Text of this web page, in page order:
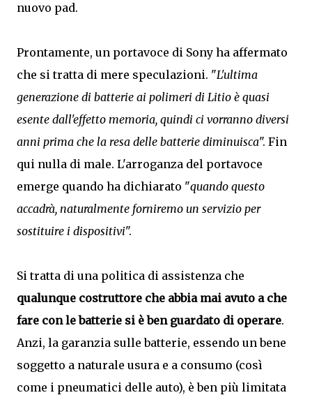
nuovo pad.
Prontamente, un portavoce di Sony ha affermato
che si tratta di mere speculazioni. "L'ultima
generazione di batterie ai polimeri di Litio è quasi
esente dall'effetto memoria, quindi ci vorranno diversi
anni prima che la resa delle batterie diminuisca". Fin
qui nulla di male. L'arroganza del portavoce
emerge quando ha dichiarato "quando questo
accadrà, naturalmente forniremo un servizio per
sostituire i dispositivi".
Si tratta di una politica di assistenza che
qualunque costruttore che abbia mai avuto a che
fare con le batterie si è ben guardato di operare.
Anzi, la garanzia sulle batterie, essendo un bene
soggetto a naturale usura e a consumo (così
come i pneumatici delle auto), è ben più limitata